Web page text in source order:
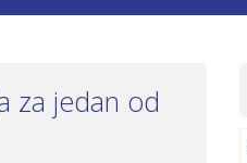
za jedan od